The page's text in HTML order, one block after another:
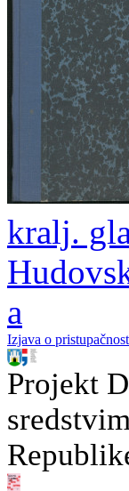
kralj.
a
Izjava o
Projekt